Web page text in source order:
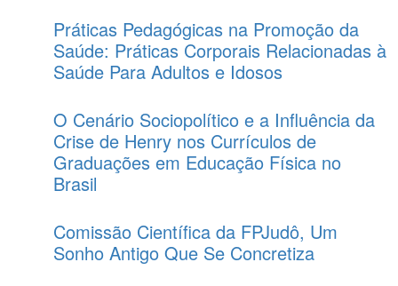
Práticas Pedagógicas na Promoção da
Saúde: Práticas Corporais Relacionadas à
Saúde Para Adultos e Idosos
O Cenário Sociopolítico e a Influência da
Crise de Henry nos Currículos de
Graduações em Educação Física no
Brasil
Comissão Científica da FPJudô, Um
Sonho Antigo Que Se Concretiza